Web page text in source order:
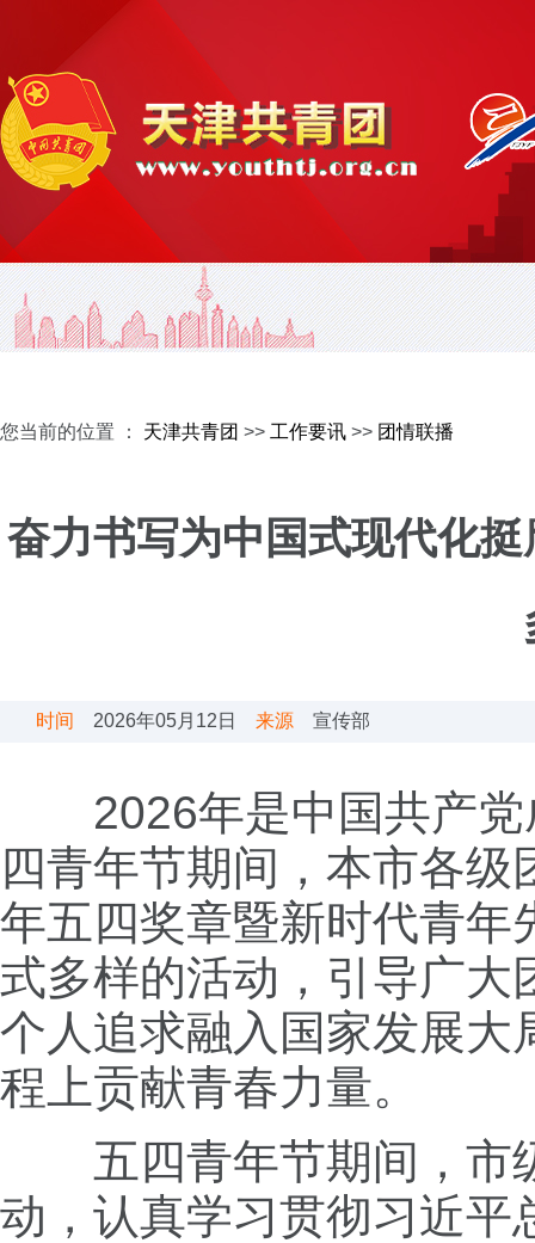
您当前的位置 ： 天津共青团 >> 工作要讯 >> 团情联播
奋力书写为中国式现代化
时间 2026年05月12日 来源 宣传部
2026年是中国共产党
四青年节期间，本市各
年五四奖章暨新时代青年
式多样的活动，引导广大
个人追求融入国家发展大
程上贡献青春力量。
五四青年节期间，市
动，认真学习贯彻习近平